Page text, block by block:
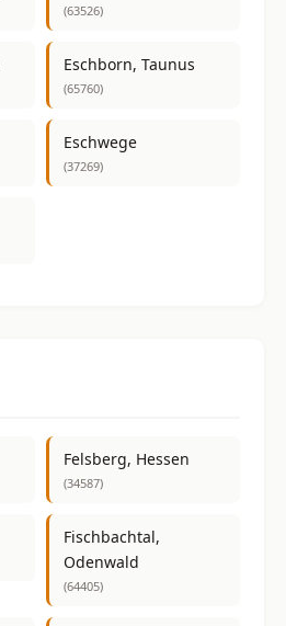
(63526)
Eschborn, Taunus
(65760)
Eschwege
(37269)
Felsberg, Hessen
(34587)
Fischbachtal,
Odenwald
(64405)